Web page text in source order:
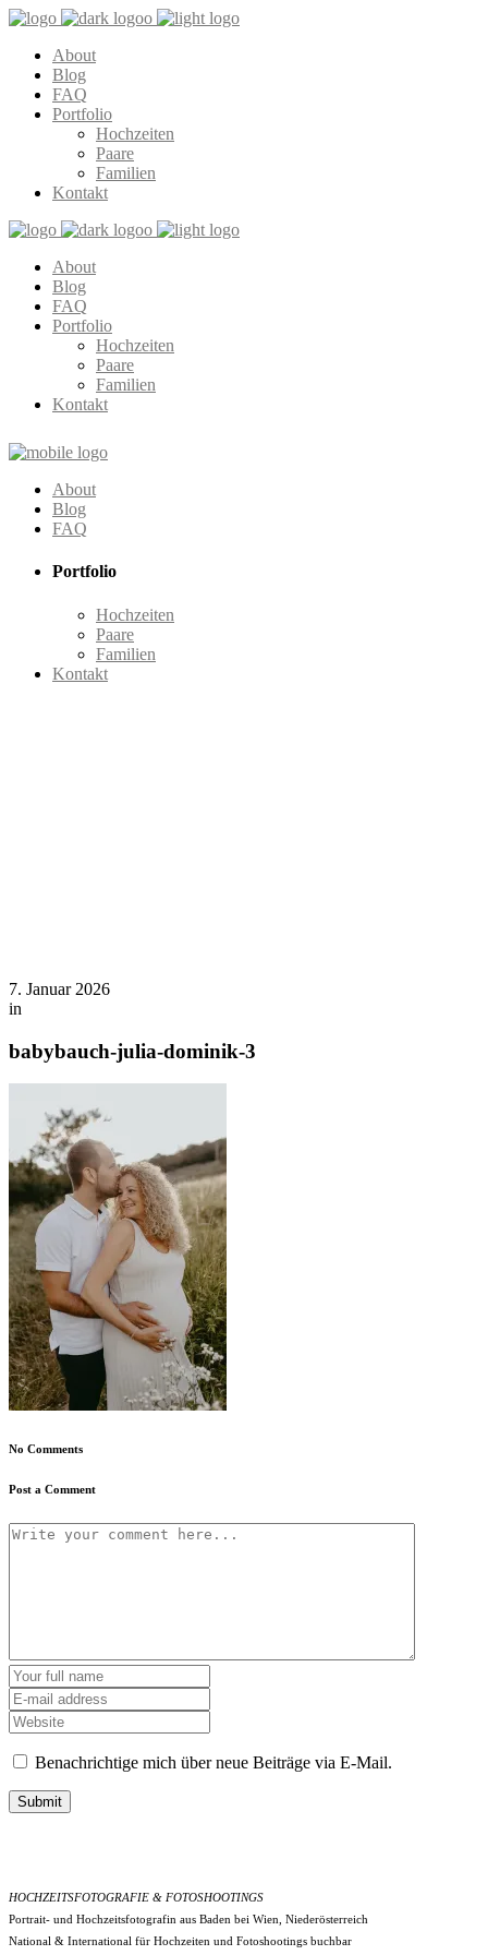
About
Blog
FAQ
Portfolio
Hochzeiten
Paare
Familien
Kontakt
About
Blog
FAQ
Portfolio
Hochzeiten
Paare
Familien
Kontakt
About
Blog
FAQ
Portfolio
Hochzeiten
Paare
Familien
Kontakt
7. Januar 2026
in
babybauch-julia-dominik-3
No Comments
Post a Comment
Benachrichtige mich über neue Beiträge via E-Mail.
Submit
HOCHZEITSFOTOGRAFIE & FOTOSHOOTINGS
Portrait- und Hochzeitsfotografin aus Baden bei Wien, Niederösterreich
National & International für Hochzeiten und Fotoshootings buchbar